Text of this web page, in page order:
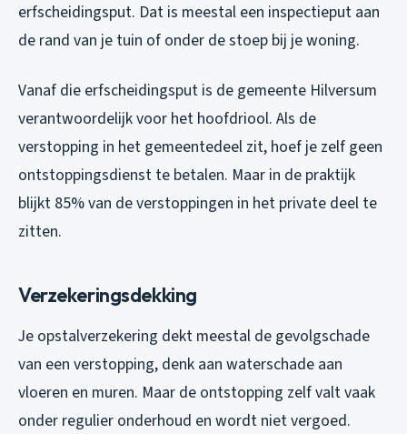
erfscheidingsput. Dat is meestal een inspectieput aan
de rand van je tuin of onder de stoep bij je woning.
Vanaf die erfscheidingsput is de gemeente Hilversum
verantwoordelijk voor het hoofdriool. Als de
verstopping in het gemeentedeel zit, hoef je zelf geen
ontstoppingsdienst te betalen. Maar in de praktijk
blijkt 85% van de verstoppingen in het private deel te
zitten.
Verzekeringsdekking
Je opstalverzekering dekt meestal de gevolgschade
van een verstopping, denk aan waterschade aan
vloeren en muren. Maar de ontstopping zelf valt vaak
onder regulier onderhoud en wordt niet vergoed.